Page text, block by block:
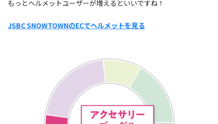
もっとヘルメットユーザーが増えるといいですね！
JSBC SNOWTOWNのECでヘルメットを見る